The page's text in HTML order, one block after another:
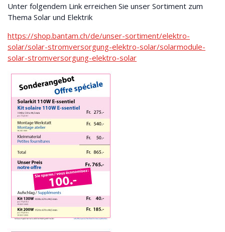
Unter folgendem Link erreichen Sie unser Sortiment zum
Thema Solar und Elektrik
https://shop.bantam.ch/de/unser-sortiment/elektro-
solar/solar-stromversorgung-elektro-solar/solarmodule-
solar-stromversorgung-elektro-solar